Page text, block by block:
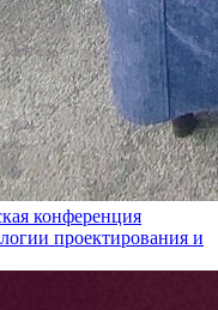
конференция
проектирования и